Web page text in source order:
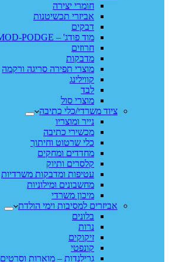
חומרי יצירה
אביזרי תכשיטנות
דבקים
מוד פודג' – MOD-PODGE
חרוזים
מדבקות
מוצרי תפירה סריגה ורקמה
קווילינג
לבד
מוצרי סול
ציוד משרדי/כלי כתיבה
נייר ומוצריו
מכשירי כתיבה
כלי שרטוט וחיתוך
מחדדים ומחקים
קלסרים ותיוק
עטיפות ומדבקות משרדיות
מחשבונים ומילוניות
מיכון משרדי
אביזרים למסיבות וימי הולדת
בלונים
נרות
זיקוקים
קונפטי
גרילנדות – מוארות וסרטים